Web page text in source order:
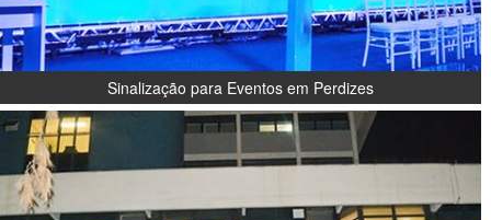
Sinalização para Eventos em Perdizes